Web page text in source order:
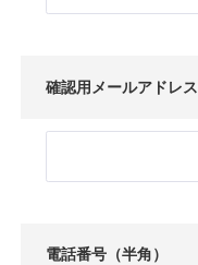
確認用メールアドレス
電話番号（半角）